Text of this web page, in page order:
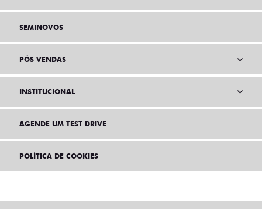
SEMINOVOS
PÓS VENDAS
INSTITUCIONAL
AGENDE UM TEST DRIVE
POLÍTICA DE COOKIES